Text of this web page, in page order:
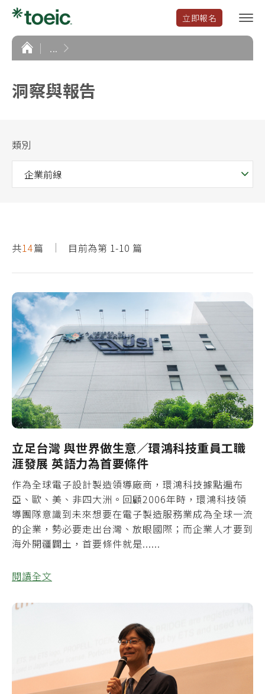
立即報名
選
單
首
頁
...
洞察與報告
類別
共14篇 目前為第 1-10 篇
立足台灣 與世界做生意／環鴻科技重員工職
涯發展 英語力為首要條件
作為全球電子設計製造領導廠商，環鴻科技據點遍布
亞、歐、美、非四大洲。回顧2006年時，環鴻科技領
導團隊意識到未來想要在電子製造服務業成為全球一流
的企業，勢必要走出台灣、放眼國際；而企業人才要到
海外開疆闢土，首要條件就是......
閱讀全文